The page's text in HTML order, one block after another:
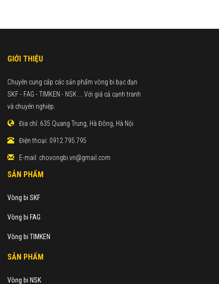
GIỚI THIỆU
Chuyên cung cấp các sản phẩm vòng bi bạc đạn
SKF - FAG - TIMKEN - NSK ... Với giá cả cạnh tranh
và chuyên nghiệp.
Địa chỉ: 635 Quang Trung, Hà Đông, Hà Nội
Điện thoại: 0912.795.795
E-mail: chovongbi.vn@gmail.com
SẢN PHẨM
Vòng bi SKF
Vòng bi FAG
Vòng bi TIMKEN
SẢN PHẨM
Vòng bi NSK